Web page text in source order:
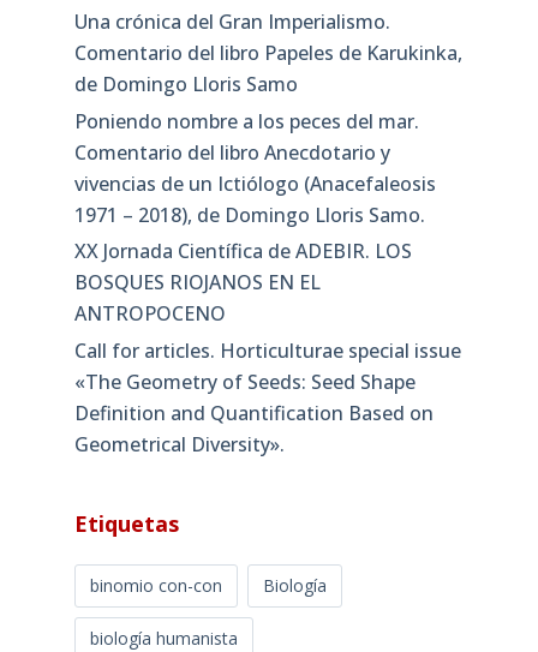
Una crónica del Gran Imperialismo.
Comentario del libro Papeles de Karukinka,
de Domingo Lloris Samo
Poniendo nombre a los peces del mar.
Comentario del libro Anecdotario y
vivencias de un Ictiólogo (Anacefaleosis
1971 – 2018), de Domingo Lloris Samo.
XX Jornada Científica de ADEBIR. LOS
BOSQUES RIOJANOS EN EL
ANTROPOCENO
Call for articles. Horticulturae special issue
«The Geometry of Seeds: Seed Shape
Definition and Quantification Based on
Geometrical Diversity»​.
Etiquetas
binomio con-con Biología
biología humanista